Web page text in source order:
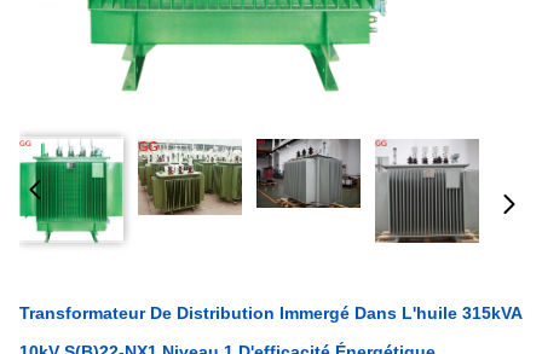
Transformateur De Distribution Immergé Dans L'huile 315kVA